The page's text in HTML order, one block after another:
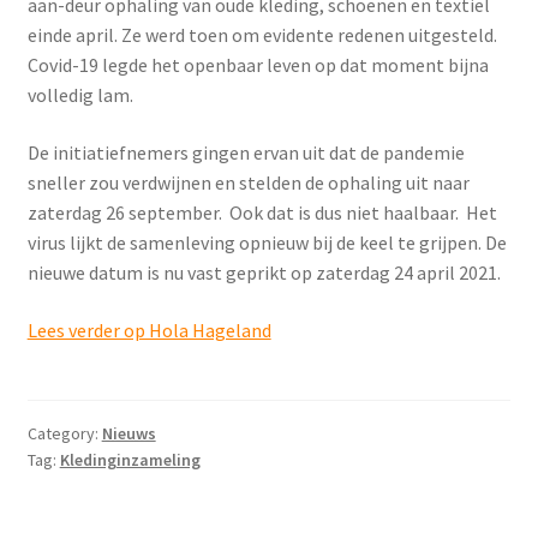
aan-deur ophaling van oude kleding, schoenen en textiel
einde april. Ze werd toen om evidente redenen uitgesteld.
Covid-19 legde het openbaar leven op dat moment bijna
volledig lam.
De initiatiefnemers gingen ervan uit dat de pandemie
sneller zou verdwijnen en stelden de ophaling uit naar
zaterdag 26 september. Ook dat is dus niet haalbaar. Het
virus lijkt de samenleving opnieuw bij de keel te grijpen. De
nieuwe datum is nu vast geprikt op zaterdag 24 april 2021.
Lees verder op Hola Hageland
Category: Nieuws
Tag: Kledinginzameling